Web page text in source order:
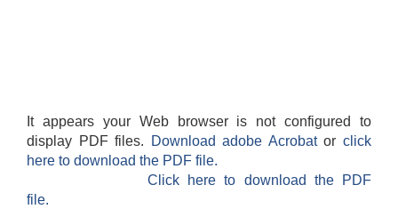
It appears your Web browser is not configured to
display PDF files.
Download adobe Acrobatorclick
here to download the PDF file.
Click here to download the PDF
file.